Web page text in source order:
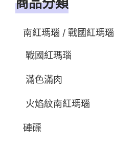
南紅瑪瑙 / 戰國紅瑪瑙
戰國紅瑪瑙
滿色滿肉
火焰紋南紅瑪瑙
硨磲